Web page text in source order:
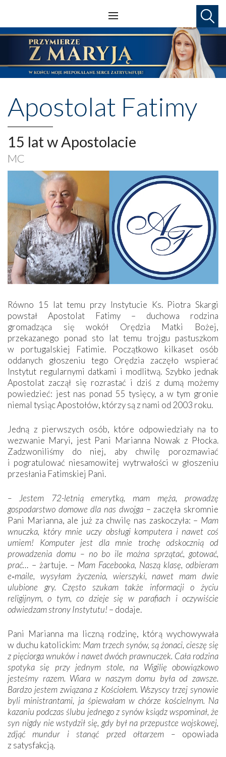
Apostolat Fatimy
15 lat w Apostolacie
MC
Równo 15 lat temu przy Instytucie Ks. Piotra Skargi
powstał Apostolat Fatimy – duchowa rodzina
gromadząca się wokół Orędzia Matki Bożej,
przekazanego ponad sto lat temu trojgu pastuszkom
w portugalskiej Fatimie. Początkowo kilkaset osób
oddanych głoszeniu tego Orędzia zaczęło wspierać
Instytut regularnymi datkami i modlitwą. Szybko jednak
Apostolat zaczął się rozrastać i dziś z dumą możemy
powiedzieć: jest nas ponad 55 tysięcy, a w tym gronie
niemal tysiąc Apostołów, którzy są z nami od 2003 roku.
Jedną z pierwszych osób, które odpowiedziały na to
wezwanie Maryi, jest Pani Marianna Nowak z Płocka.
Zadzwoniliśmy do niej, aby chwilę porozmawiać
i pogratulować niesamowitej wytrwałości w głoszeniu
przesłania Fatimskiej Pani.
– Jestem 72-letnią emerytką, mam męża, prowadzę
gospodarstwo domowe dla nas dwojga– zaczęła skromnie
Pani Marianna, ale już za chwilę nas zaskoczyła: – Mam
wnuczka, który mnie uczy obsługi komputera i nawet coś
umiem! Komputer jest dla mnie trochę odskocznią od
prowadzenia domu – no bo ile można sprzątać, gotować,
prać… – żartuje. – Mam Facebooka, Naszą klasę, odbieram
e‑maile, wysyłam życzenia, wierszyki, nawet mam dwie
ulubione gry. Często szukam także informacji o życiu
religijnym, o tym, co dzieje się w parafiach i oczywiście
odwiedzam strony Instytutu! – dodaje.
Pani Marianna ma liczną rodzinę, którą wychowywała
w duchu katolickim: Mam trzech synów, są żonaci, cieszę się
z pięciorga wnuków i nawet dwóch prawnuczek. Cała rodzina
spotyka się przy jednym stole, na Wigilię obowiązkowo
jesteśmy razem. Wiara w naszym domu była od zawsze.
Bardzo jestem związana z Kościołem. Wszyscy trzej synowie
byli ministrantami, ja śpiewałam w chórze kościelnym. Na
kazaniu podczas ślubu jednego z synów ksiądz wspominał, że
syn nigdy nie wstydził się, gdy był na przepustce wojskowej,
zdjąć mundur i stanąć przed ołtarzem – opowiada
z satysfakcją.